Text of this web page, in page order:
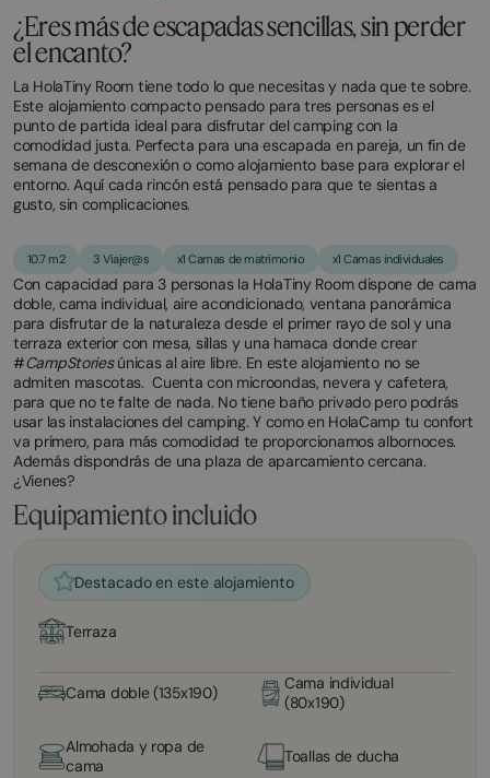
¿Eres más de escapadas sencillas, sin perder
el encanto?
La HolaTiny Room tiene todo lo que necesitas y nada que te sobre.
Este alojamiento compacto pensado para tres personas es el
punto de partida ideal para disfrutar del camping con la
comodidad justa. Perfecta para una escapada en pareja, un fin de
semana de desconexión o como alojamiento base para explorar el
entorno. Aquí cada rincón está pensado para que te sientas a
gusto, sin complicaciones.
10.7 m2 3 Viajer@s x1 Camas de matrimonio x1 Camas individuales
Con capacidad para 3 personas la HolaTiny Room dispone de cama
doble, cama individual, aire acondicionado, ventana panorámica
para disfrutar de la naturaleza desde el primer rayo de sol y una
terraza exterior con mesa, sillas y una hamaca donde crear
#CampStoriesúnicas al aire libre. En este alojamiento no se
admiten mascotas. Cuenta con microondas, nevera y cafetera,
para que no te falte de nada. No tiene baño privado pero podrás
usar las instalaciones del camping. Y como en HolaCamp tu confort
va primero, para más comodidad te proporcionamos albornoces.
Además dispondrás de una plaza de aparcamiento cercana.
¿Vienes?
Equipamiento incluido
Destacado en este alojamiento
Terraza
Cama doble (135x190)
Cama individual
(80x190)
Almohada y ropa de
cama
Toallas de ducha